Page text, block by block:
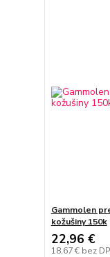
Gammolen
kožušiny 150k
22,96 €
18,67 € bez